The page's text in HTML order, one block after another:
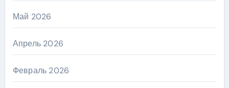
Май 2026
Апрель 2026
Февраль 2026